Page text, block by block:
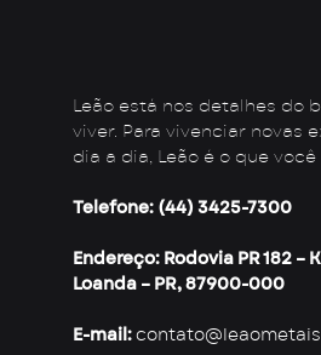
Leão está nos detalhes do
viver. Para vivenciar novas
dia a dia, Leão é o que você
Telefone: (44) 3425-7300
Endereço: Rodovia PR 182 –
Loanda – PR, 87900-000
E-mail: